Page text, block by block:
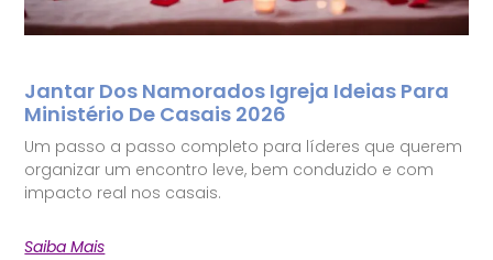
Jantar Dos Namorados Igreja Ideias Para
Ministério De Casais 2026
Um passo a passo completo para líderes que querem
organizar um encontro leve, bem conduzido e com
impacto real nos casais.
Saiba Mais